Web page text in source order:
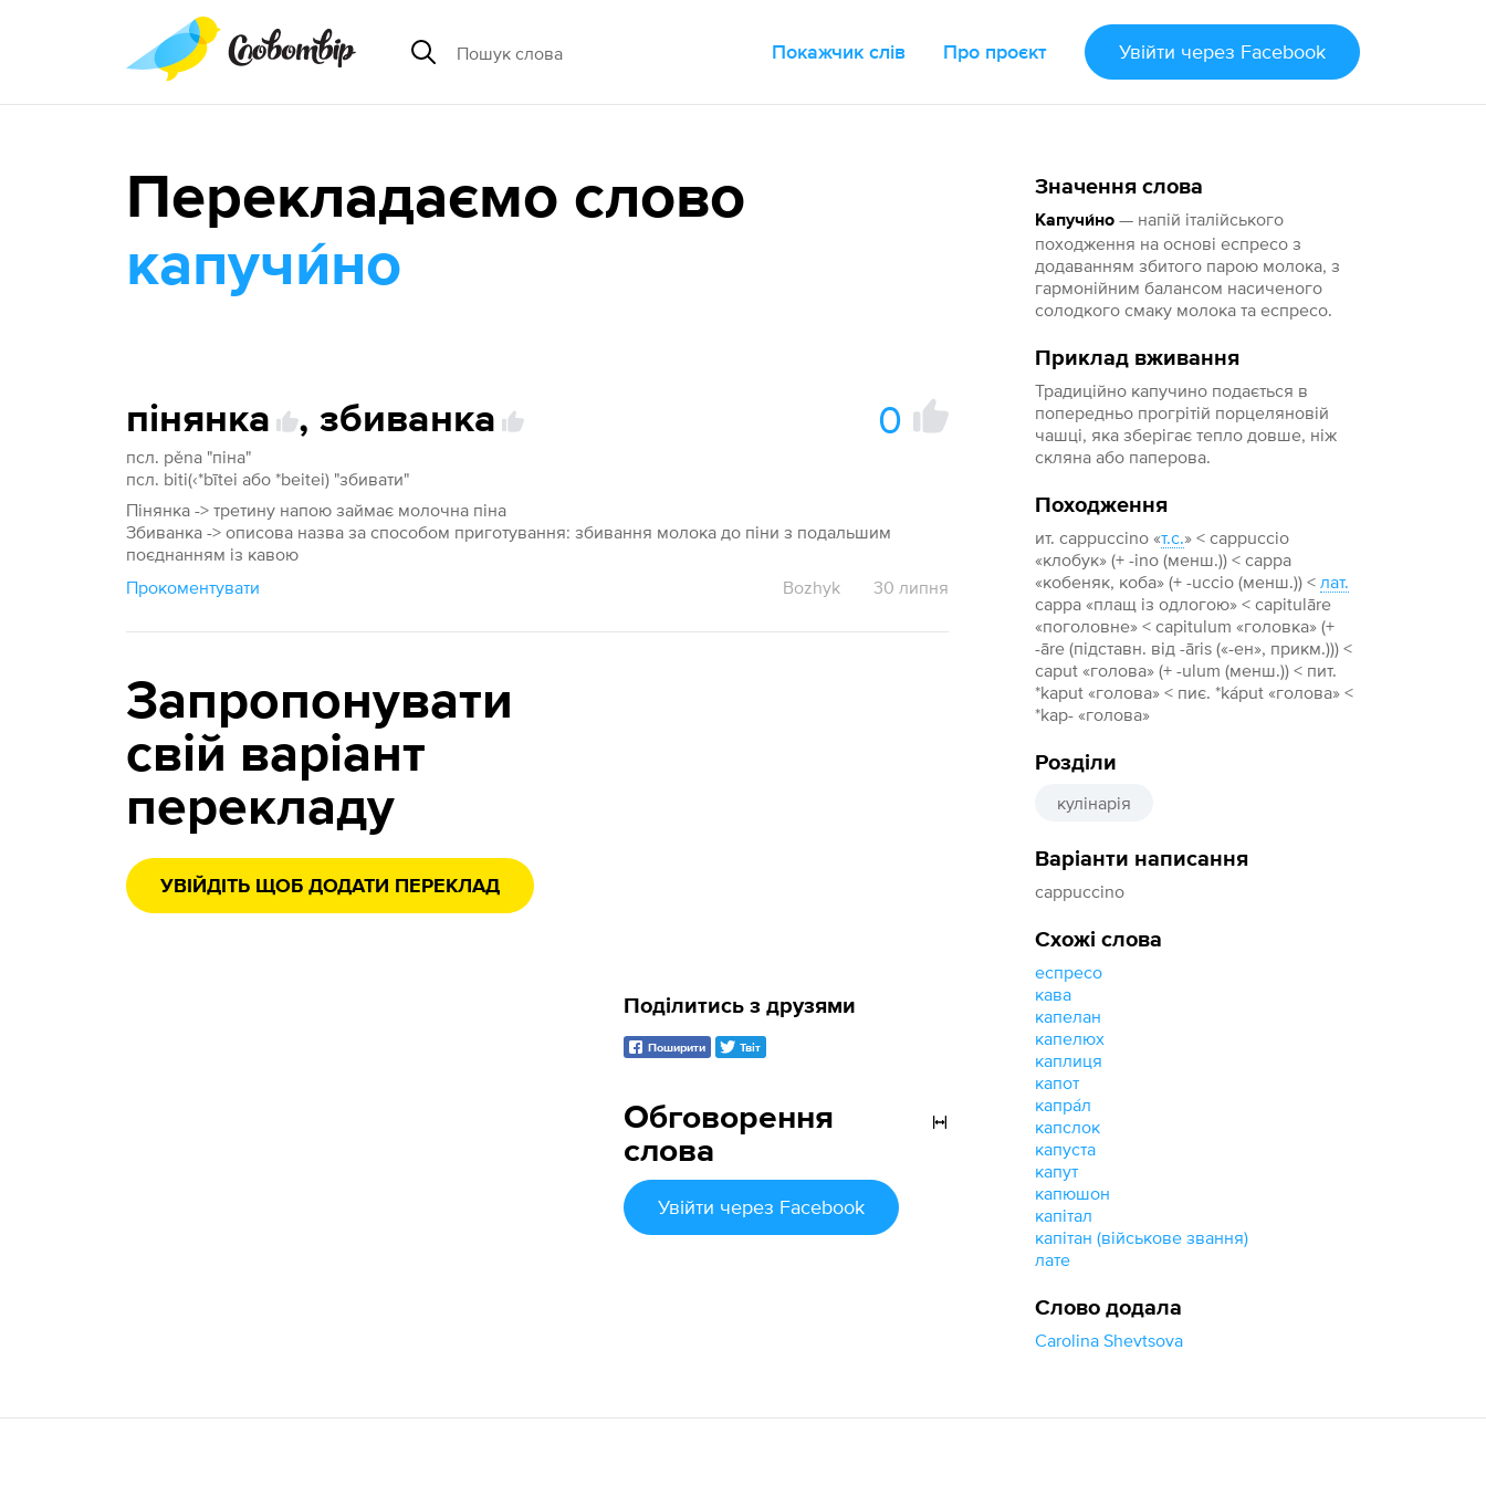
Покажчик слів Про проєкт Увійти через Facebook
Значення слова
Капучи́но — напій італійського
походження на основі еспресо з
додаванням збитого парою молока, з
гармонійним балансом насиченого
солодкого смаку молока та еспресо.
Приклад вживання
Традиційно капучино подається в
попередньо прогрітій порцеляновій
чашці, яка зберігає тепло довше, ніж
скляна або паперова.
Походження
ит. cappuccino «т.с.» < cappuccio
«клобук» (+ -ino (менш.)) < cappa
«кобеняк, коба» (+ -uccio (менш.)) < лат.
cappa «плащ із одлогою» < capitulāre
«поголовне» < capitulum «головка» (+‎
-āre (підставн. від -āris («-ен», прикм.))) <
caput «голова» (+ -ulum (менш.)) < пит.
*kaput «голова» < пиє. *káput «голова» <
*kap- «голова»
Розділи
кулінарія
Варіанти написання
cappuccino
Схожі слова
еспресо
кава
капелан
капелюх
каплиця
капот
капра́л
капслок
капуста
капут
капюшон
капітал
капітан (військове звання)
лате
Слово додала
Carolina Shevtsova
Перекладаємо слово
капучи́но
пінянка , збиванка 0
псл. pěna "піна"
псл. biti(‹*bītei або *beitei) "збивати"
Пінянка -> третину напою займає молочна піна
Збиванка -> описова назва за способом приготування: збивання молока до піни з подальшим
поєднанням із кавою
Прокоментувати
Bozhyk 30 липня
Запропонувати
свій варіант
перекладу
УВІЙДІТЬ ЩОБ ДОДАТИ ПЕРЕКЛАД
Обговорення
слова
Увійти через Facebook
Поділитись з друзями
Поширити Твіт